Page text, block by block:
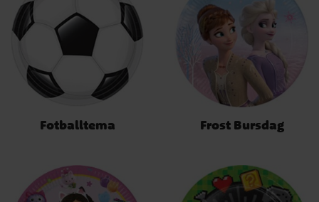
Fotballtema Frost Bursdag